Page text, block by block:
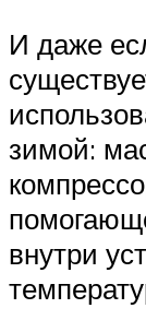
И даже
зимой:
внутри